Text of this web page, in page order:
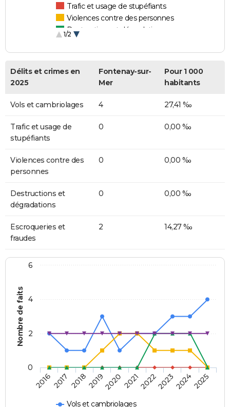
Trafic et usage de stupéfiants
Violences contre des personnes
Destructions et dégradations
1/2
Délits et crimes en
2025
Fontenay-sur-
Mer
Pour 1 000
habitants
Vols et cambriolages 4 27,41 ‰
Trafic et usage de
stupéfiants
0 0,00 ‰
Violences contre des
personnes
0 0,00 ‰
Destructions et
dégradations
0 0,00 ‰
Escroqueries et
fraudes
2 14,27 ‰
Nombre de faits
Vols et cambriolages
20162017 20182019202020212022202320242025
0
2
4
6